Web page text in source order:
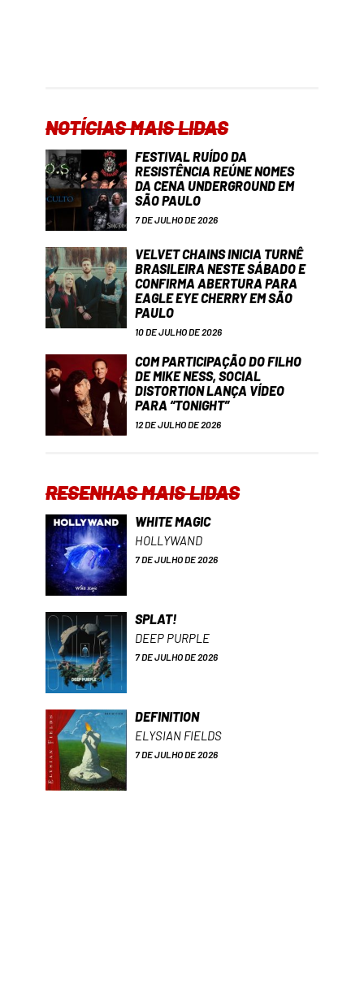
NOTÍCIAS MAIS LIDAS
FESTIVAL RUÍDO DA
RESISTÊNCIA REÚNE NOMES
DA CENA UNDERGROUND EM
SÃO PAULO
7 DE JULHO DE 2026
VELVET CHAINS INICIA TURNÊ
BRASILEIRA NESTE SÁBADO E
CONFIRMA ABERTURA PARA
EAGLE EYE CHERRY EM SÃO
PAULO
10 DE JULHO DE 2026
COM PARTICIPAÇÃO DO FILHO
DE MIKE NESS, SOCIAL
DISTORTION LANÇA VÍDEO
PARA “TONIGHT”
12 DE JULHO DE 2026
RESENHAS MAIS LIDAS
WHITE MAGIC
HOLLYWAND
7 DE JULHO DE 2026
SPLAT!
DEEP PURPLE
7 DE JULHO DE 2026
DEFINITION
ELYSIAN FIELDS
7 DE JULHO DE 2026